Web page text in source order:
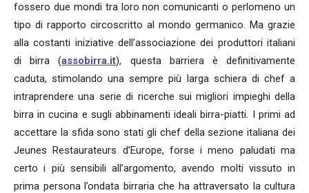
fossero due mondi tra loro non comunicanti o perlomeno un
tipo di rapporto circoscritto al mondo germanico. Ma grazie
alla costanti iniziative dell’associazione dei produttori italiani
di birra (assobirra.it), questa barriera è definitivamente
caduta, stimolando una sempre più larga schiera di chef a
intraprendere una serie di ricerche sui migliori impieghi della
birra in cucina e sugli abbinamenti ideali birra-piatti. I primi ad
accettare la sfida sono stati gli chef della sezione italiana dei
Jeunes Restaurateurs d’Europe, forse i meno paludati ma
certo i più sensibili all’argomento, avendo molti vissuto in
prima persona l’ondata birraria che ha attraversato la cultura